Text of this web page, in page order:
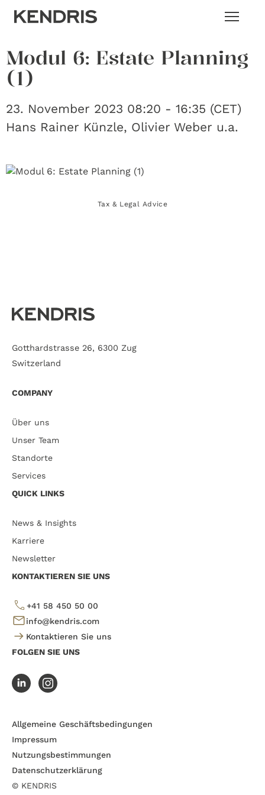
Modul 6: Estate Planning
(1)
23. November 2023 08:20 - 16:35 (CET)
Hans Rainer Künzle, Olivier Weber u.a.
Tax & Legal Advice
Gotthardstrasse 26, 6300 Zug
Switzerland
COMPANY
Über uns
Unser Team
Standorte
Services
QUICK LINKS
News & Insights
Karriere
Newsletter
KONTAKTIEREN SIE UNS
+41 58 450 50 00
info@kendris.com
Kontaktieren Sie uns
FOLGEN SIE UNS
© KENDRIS
Allgemeine Geschäftsbedingungen
Impressum
Nutzungsbestimmungen
Datenschutzerklärung